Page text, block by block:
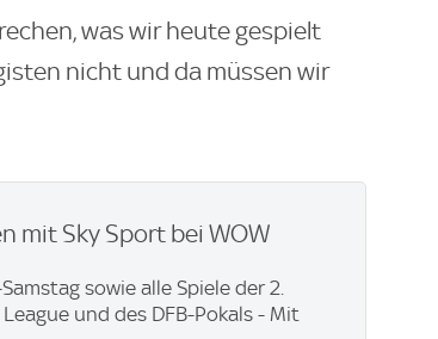
was wir heute gespielt
nicht und da müssen wir
mit Sky Sport bei WOW
sowie alle Spiele der 2.
und des DFB-Pokals - Mit